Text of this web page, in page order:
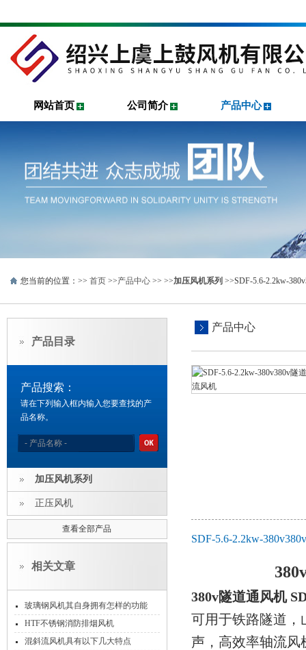
网站首页 公司简介 产品中心
您当前的位置：>> 首页 >>产品中心 >> >>加压风机系列 >>SDF-5.6-2.2kw-
产品目录
产品搜索：
请在下列输入框内输入您要查找的产
品名称。
加压风机系列
正压风机
查看全部产品
相关文章
玻璃钢风机其自身拥有怎样的功能
呢？
HTF不锈钢消防排烟风机
混斜流风机具有以下几大特点
产品中心
SDF-5.6-2.2kw-
380v隧道通风机
可用于铁路隧道，
声，高效率轴流风